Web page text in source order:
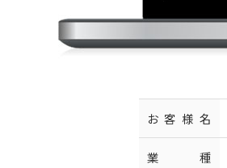
お客様名
業種